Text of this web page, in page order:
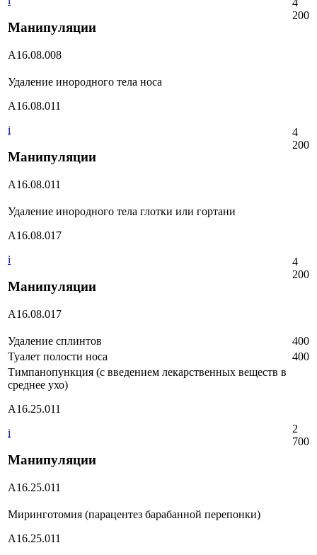
Манипуляции
А16.08.008
200
Удаление инородного тела носа
А16.08.011
i
Манипуляции
А16.08.011
4
200
Удаление инородного тела глотки или гортани
А16.08.017
i
Манипуляции
А16.08.017
4
200
Удаление сплинтов
400
Туалет полости носа
400
Тимпанопункция (с введением лекарственных веществ в
среднее ухо)
А16.25.011
i
Манипуляции
А16.25.011
2
700
Миринготомия (парацентез барабанной перепонки)
А16.25.011